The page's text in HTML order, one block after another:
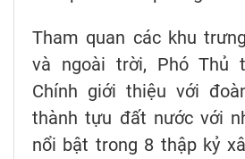
Tham quan các khu
và ngoài trời, Phó Thủ
Chính giới thiệu với
thành tựu đất nước với
nổi bật trong 8 thập kỷ